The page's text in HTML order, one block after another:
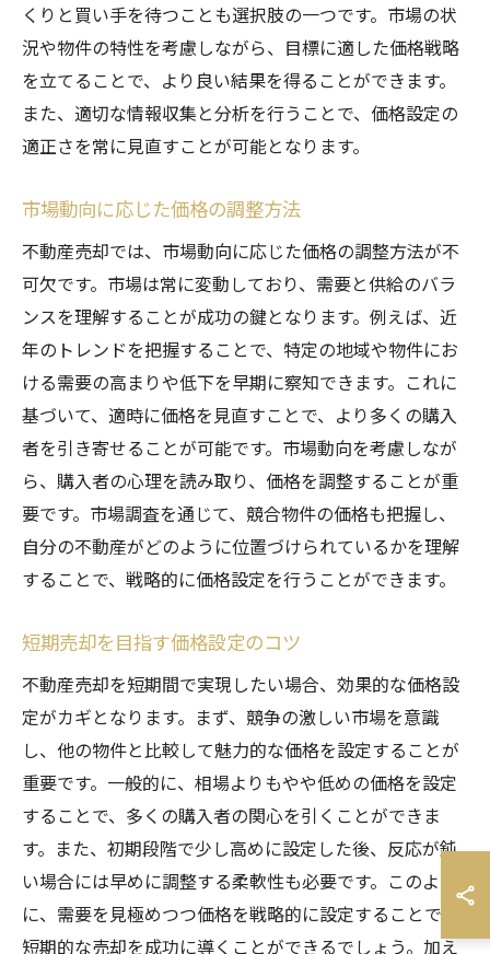
くりと買い手を待つことも選択肢の一つです。市場の状
況や物件の特性を考慮しながら、目標に適した価格戦略
を立てることで、より良い結果を得ることができます。
また、適切な情報収集と分析を行うことで、価格設定の
適正さを常に見直すことが可能となります。
市場動向に応じた価格の調整方法
不動産売却では、市場動向に応じた価格の調整方法が不
可欠です。市場は常に変動しており、需要と供給のバラ
ンスを理解することが成功の鍵となります。例えば、近
年のトレンドを把握することで、特定の地域や物件にお
ける需要の高まりや低下を早期に察知できます。これに
基づいて、適時に価格を見直すことで、より多くの購入
者を引き寄せることが可能です。市場動向を考慮しなが
ら、購入者の心理を読み取り、価格を調整することが重
要です。市場調査を通じて、競合物件の価格も把握し、
自分の不動産がどのように位置づけられているかを理解
することで、戦略的に価格設定を行うことができます。
短期売却を目指す価格設定のコツ
不動産売却を短期間で実現したい場合、効果的な価格設
定がカギとなります。まず、競争の激しい市場を意識
し、他の物件と比較して魅力的な価格を設定することが
重要です。一般的に、相場よりもやや低めの価格を設定
することで、多くの購入者の関心を引くことができま
す。また、初期段階で少し高めに設定した後、反応が鈍
い場合には早めに調整する柔軟性も必要です。このよう
に、需要を見極めつつ価格を戦略的に設定することで、
短期的な売却を成功に導くことができるでしょう。加え